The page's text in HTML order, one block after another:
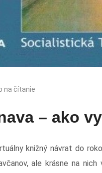
na čítanie
– ako
knižný návrat do
ale krásne na